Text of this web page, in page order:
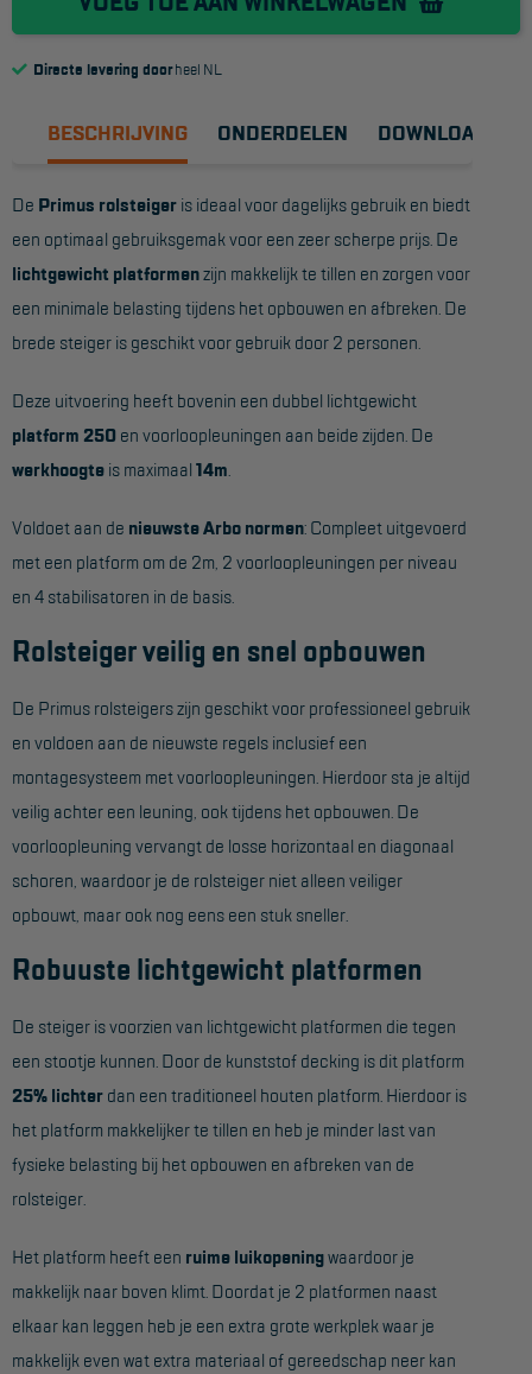
Reddingsmiddelen
CombiDeals
MAATWERK
VERHUUR
Steigers
Rolsteigers
Schilderstellingen
Gevelsteigers
Steiger overkapping
Hangbruginstallaties
Gevelrenovatie
Industrieel onderhoud
Telescoop hoogwerkers
Knikarmhoogwerkers
Masthoogwerkers
Autohoogwerkers
Project toepassingen
Laagbouw
Hoogbouw
Projectvoorbeelden
KEURING
Directe levering doorheel NL
BESCHRIJVING ONDERDELEN DOWNLOADS
De Primus rolsteiger is ideaal voor dagelijks gebruik en biedt
een optimaal gebruiksgemak voor een zeer scherpe prijs. De
lichtgewicht platformenzijn makkelijk te tillen en zorgen voor
een minimale belasting tijdens het opbouwen en afbreken. De
brede steiger is geschikt voor gebruik door 2 personen.
Deze uitvoering heeft bovenin een dubbel lichtgewicht
platform 250 en voorloopleuningen aan beide zijden. De
werkhoogte is maximaal 14m
Voldoet aan de nieuwste Arbo normen: Compleet uitgevoerd
met een platform om de 2m, 2 voorloopleuningen per niveau
en 4 stabilisatoren in de basis.
Rolsteiger veilig en snel opbouwen
De Primus rolsteigers zijn geschikt voor professioneel gebruik
en voldoen aan de nieuwste regels inclusief een
montagesysteem met voorloopleuningen. Hierdoor sta je altijd
veilig achter een leuning, ook tijdens het opbouwen. De
voorloopleuning vervangt de losse horizontaal en diagonaal
schoren, waardoor je de rolsteiger niet alleen veiliger
opbouwt, maar ook nog eens een stuk sneller.
Robuuste lichtgewicht platformen
De steiger is voorzien van lichtgewicht platformen die tegen
een stootje kunnen. Door de kunststof decking is dit platform
25% lichter dan een traditioneel houten platform. Hierdoor is
het platform makkelijker te tillen en heb je minder last van
fysieke belasting bij het opbouwen en afbreken van de
rolsteiger.
Het platform heeft een ruime luikopeningwaardoor je
makkelijk naar boven klimt. Doordat je 2 platformen naast
elkaar kan leggen heb je een extra grote werkplek waar je
makkelijk even wat extra materiaal of gereedschap neer kan